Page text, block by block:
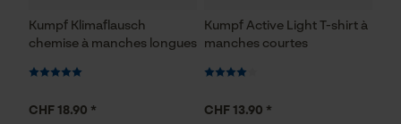
Kumpf Klimaflausch
chemise à manches longues
CHF 18.90 *
Kumpf Active Light T-shirt à
manches courtes
CHF 13.90 *